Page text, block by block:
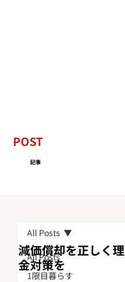
POST
記事
All Posts
1限目暮らす
All Posts
減価償却を正しく
金対策を